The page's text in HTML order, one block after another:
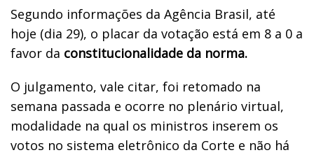
Segundo informações da Agência Brasil, até
hoje (dia 29), o placar da votação está em 8 a 0 a
favor da constitucionalidade da norma.
O julgamento, vale citar, foi retomado na
semana passada e ocorre no plenário virtual,
modalidade na qual os ministros inserem os
votos no sistema eletrônico da Corte e não há